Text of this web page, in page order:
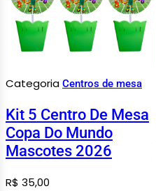
Categoria Centros de mesa
Kit 5 Centro De Mesa
Copa Do Mundo
Mascotes 2026
R$ 35,00